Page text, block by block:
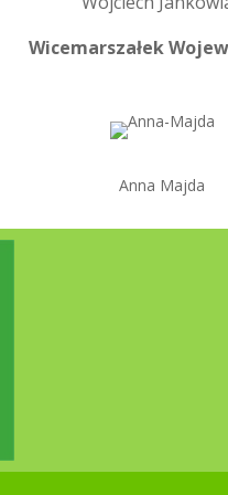
Wicemarszałek
Anna Majda